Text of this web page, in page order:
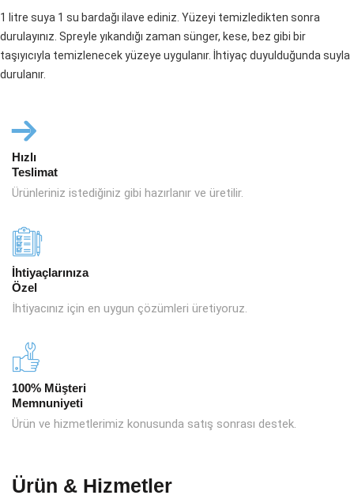
1 litre suya 1 su bardağı ilave ediniz. Yüzeyi temizledikten sonra
durulayınız. Spreyle yıkandığı zaman sünger, kese, bez gibi bir
taşıyıcıyla temizlenecek yüzeye uygulanır. İhtiyaç duyulduğunda suyla
durulanır.
Hızlı
Teslimat
Ürünleriniz istediğiniz gibi hazırlanır ve üretilir.
İhtiyaçlarınıza
Özel
İhtiyacınız için en uygun çözümleri üretiyoruz.
100% Müşteri
Memnuniyeti
Ürün ve hizmetlerimiz konusunda satış sonrası destek.
Ürün & Hizmetler